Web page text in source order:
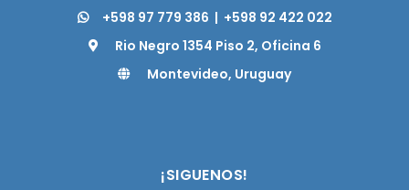
+598 97 779 386 | +598 92 422 022
Rio Negro 1354 Piso 2, Oficina 6
Montevideo, Uruguay
¡SIGUENOS!